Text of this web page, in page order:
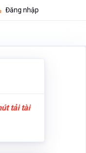
Đăng nhập
tải tài